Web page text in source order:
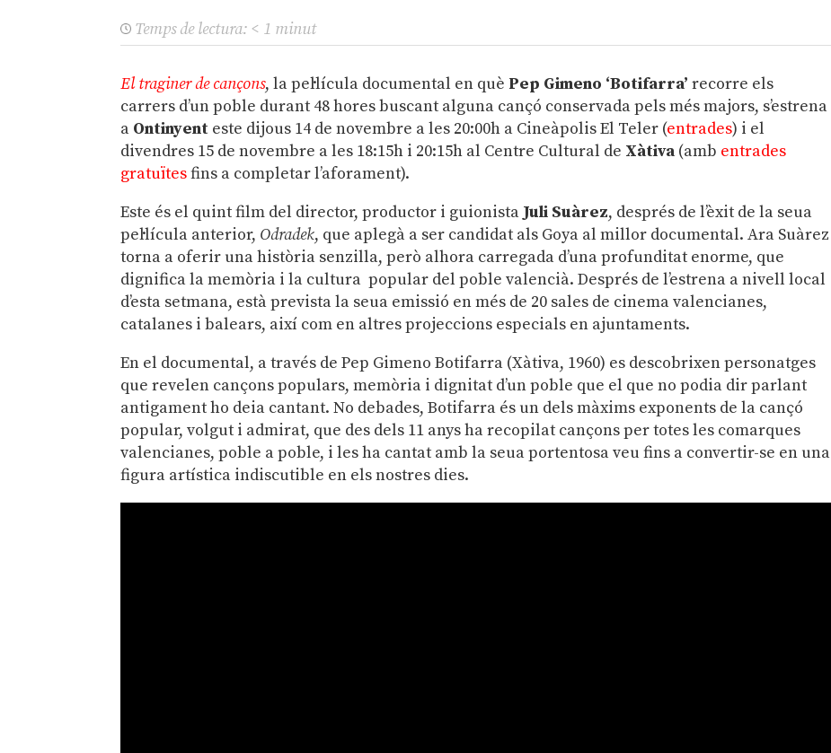
Temps de lectura: < 1 minut
El traginer de cançons, la pel·lícula documental en què Pep Gimeno ‘Botifarra’ recorre els
carrers d’un poble durant 48 hores buscant alguna cançó conservada pels més majors, s’estrena
a Ontinyent este dijous 14 de novembre a les 20:00h a Cineàpolis El Teler (entrades) i el
divendres 15 de novembre a les 18:15h i 20:15h al Centre Cultural de Xàtiva (amb entrades
gratuïtesfins a completar l’aforament).
Este és el quint film del director, productor i guionista Juli Suàrez, després de l’èxit de la seua
pel·lícula anterior, Odradek, que aplegà a ser candidat als Goya al millor documental. Ara Suàrez
torna a oferir una història senzilla, però alhora carregada d’una profunditat enorme, que
dignifica la memòria i la cultura popular del poble valencià. Després de l’estrena a nivell local
d’esta setmana, està prevista la seua emissió en més de 20 sales de cinema valencianes,
catalanes i balears, així com en altres projeccions especials en ajuntaments.
En el documental, a través de Pep Gimeno Botifarra (Xàtiva, 1960) es descobrixen personatges
que revelen cançons populars, memòria i dignitat d’un poble que el que no podia dir parlant
antigament ho deia cantant. No debades, Botifarra és un dels màxims exponents de la cançó
popular, volgut i admirat, que des dels 11 anys ha recopilat cançons per totes les comarques
valencianes, poble a poble, i les ha cantat amb la seua portentosa veu fins a convertir-se en una
figura artística indiscutible en els nostres dies.